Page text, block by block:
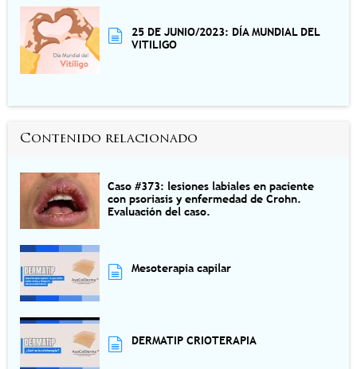
25 DE JUNIO/2023: DÍA MUNDIAL DEL
VITILIGO
Contenido relacionado
Caso #373: lesiones labiales en paciente
con psoriasis y enfermedad de Crohn.
Evaluación del caso.
Mesoterapia capilar
DERMATIP CRIOTERAPIA